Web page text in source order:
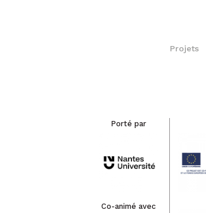
Projets
Porté par
Co-animé avec